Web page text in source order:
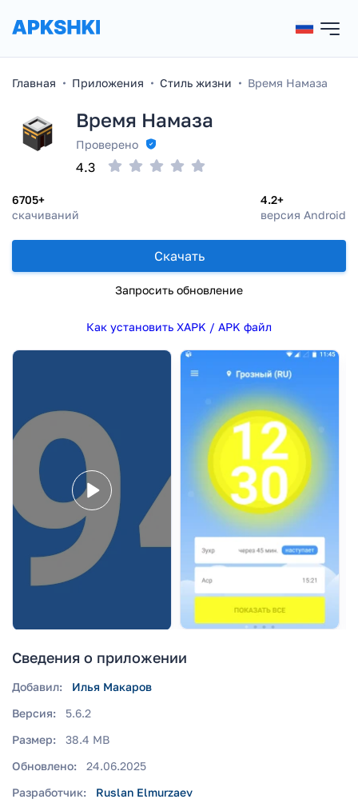
Главная Приложения Стиль жизни Время Намаза
Время Намаза
Проверено
6705+
скачиваний
4.2+
версия Android
4.3
Скачать
Запросить обновление
Как установить XAPK / APK файл
Сведения о приложении
Добавил:
Илья Макаров
Версия:
5.6.2
Размер:
38.4 MB
Обновлено:
24.06.2025
Разработчик:
Ruslan Elmurzaev